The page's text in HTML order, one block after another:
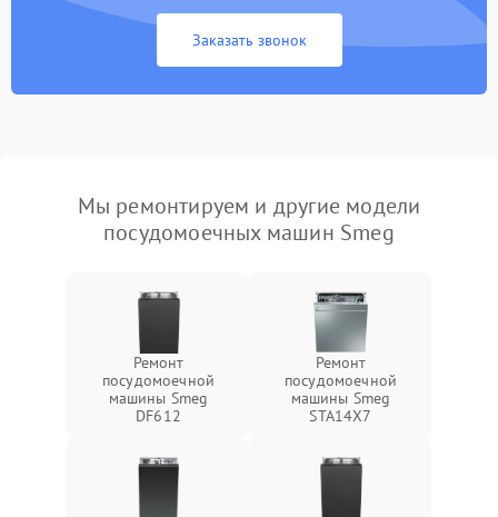
Заказать звонок
Мы ремонтируем и другие модели
посудомоечных машин Smeg
Ремонт
посудомоечной
машины Smeg
DF612
Ремонт
посудомоечной
машины Smeg
STA14X7